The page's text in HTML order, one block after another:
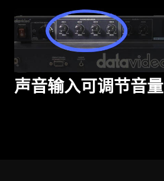
声音输入可调节音量